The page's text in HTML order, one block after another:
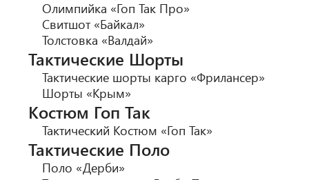
Олимпийка «Гоп Так Про»
Свитшот «Байкал»
Толстовка «Валдай»
Тактические Шорты
Тактические шорты карго «Фрилансер»
Шорты «Крым»
Костюм Гоп Так
Тактический Костюм «Гоп Так»
Тактические Поло
Поло «Дерби»